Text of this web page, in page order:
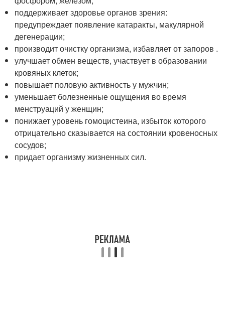
поддерживает здоровье органов зрения:
предупреждает появление катаракты, макулярной
дегенерации;
производит очистку организма, избавляет от запоров .
улучшает обмен веществ, участвует в образовании
кровяных клеток;
повышает половую активность у мужчин;
уменьшает болезненные ощущения во время
менструаций у женщин;
понижает уровень гомоцистеина, избыток которого
отрицательно сказывается на состоянии кровеносных
сосудов;
придает организму жизненных сил.